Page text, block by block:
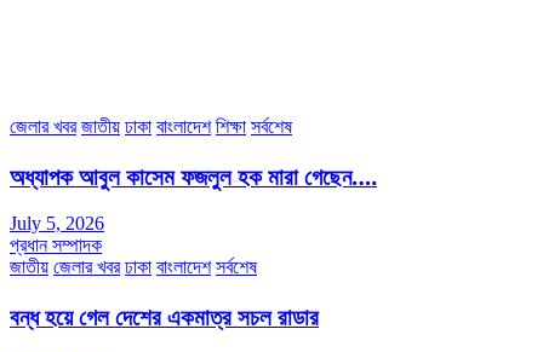
জেলার খবর জাতীয় ঢাকা বাংলাদেশ শিক্ষা সর্বশেষ
অধ্যাপক আবুল কাসেম ফজলুল হক মারা গেছেন….
July 5, 2026
প্রধান সম্পাদক
জাতীয় জেলার খবর ঢাকা বাংলাদেশ সর্বশেষ
বন্ধ হয়ে গেল দেশের একমাত্র সচল রাডার